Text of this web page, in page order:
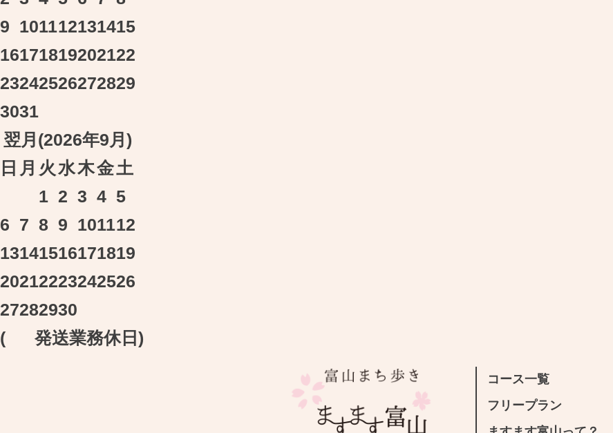
9 101112131415
16171819202122
23242526272829
3031
翌月(2026年9月)
日 月 火水木金土
1 2 3 4 5
6 7 8 9 101112
13141516171819
20212223242526
27282930
(
発送業務休日)
コース一覧
フリープラン